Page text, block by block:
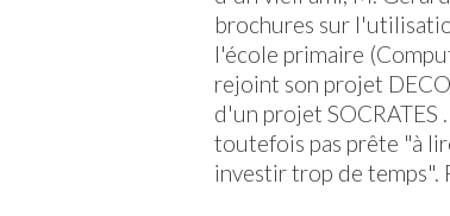
brochures sur
l'école primaire
rejoint son projet
d'un projet SOCRATES
toutefois pas prête "à
investir trop de temps".